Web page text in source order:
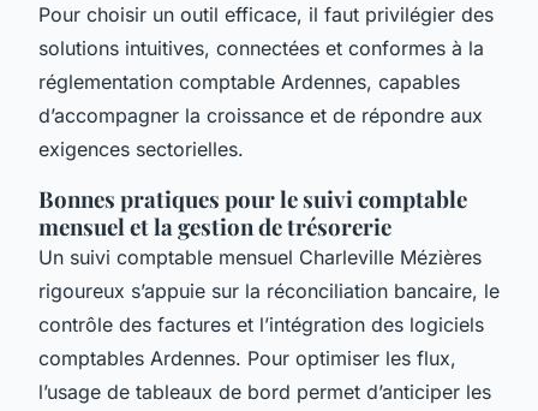
Pour choisir un outil efficace, il faut privilégier des
solutions intuitives, connectées et conformes à la
réglementation comptable Ardennes, capables
d’accompagner la croissance et de répondre aux
exigences sectorielles.
Bonnes pratiques pour le suivi comptable
mensuel et la gestion de trésorerie
Un suivi comptable mensuel Charleville Mézières
rigoureux s’appuie sur la réconciliation bancaire, le
contrôle des factures et l’intégration des logiciels
comptables Ardennes. Pour optimiser les flux,
l’usage de tableaux de bord permet d’anticiper les